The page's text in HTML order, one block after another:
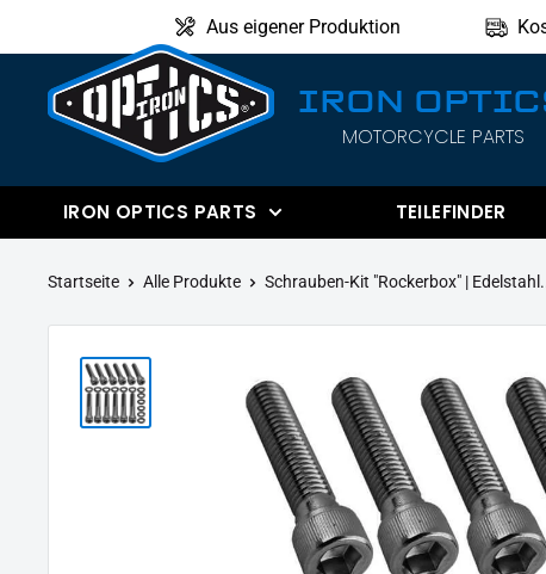
zum
Aus eigener Produktion
IRON
IRON
MOTORCYCLE PARTS
IRON OPTICS PARTS TEILEFINDER
Startseite Alle Produkte Schrauben-Kit "Rockerbox" |